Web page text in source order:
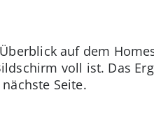
auf dem
voll ist. Das
Seite.